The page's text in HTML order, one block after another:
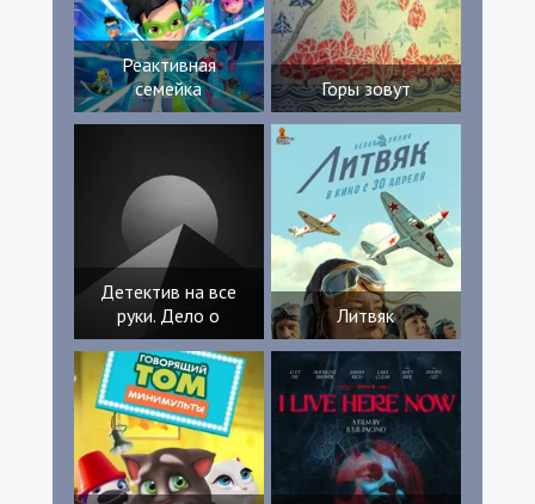
Мирослава Эльвира Родригес Марк
Хэдли Alejandro Castroverde Джон Си
Райли Ларри Диас
Реактивная
семейка
Горы зовут
Детектив на все
руки. Дело о
Литвяк